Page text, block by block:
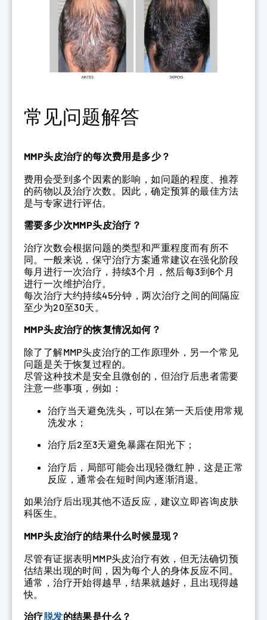
常见问题解答
MMP头皮治疗的每次费用是多少？
费用会受到多个因素的影响，如问题的程度、推荐
的药物以及治疗次数。因此，确定预算的最佳方法
是与专家进行评估。
需要多少次MMP头皮治疗？
治疗次数会根据问题的类型和严重程度而有所不
同。一般来说，保守治疗方案通常建议在强化阶段
每月进行一次治疗，持续3个月，然后每3到6个月
进行一次维护治疗。
每次治疗大约持续45分钟，两次治疗之间的间隔应
至少为20至30天。
MMP头皮治疗的恢复情况如何？
除了了解MMP头皮治疗的工作原理外，另一个常见
问题是关于恢复过程的。
尽管这种技术是安全且微创的，但治疗后患者需要
注意一些事项，例如：
治疗当天避免洗头，可以在第一天后使用常规
洗发水；
治疗后2至3天避免暴露在阳光下；
治疗后，局部可能会出现轻微红肿，这是正常
反应，通常会在短时间内逐渐消退。
如果治疗后出现其他不适反应，建议立即咨询皮肤
科医生。
MMP头皮治疗的结果什么时候显现？
尽管有证据表明MMP头皮治疗有效，但无法确切预
估结果出现的时间，因为每个人的身体反应不同。
通常，治疗开始得越早，结果就越好，且出现得越
快。
治疗脱发的结果是什么？